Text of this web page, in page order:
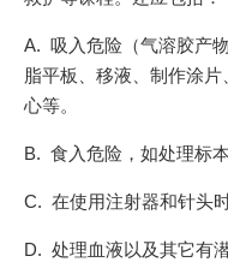
A. 吸入危险（气溶胶产
脂平板、移液、制作涂
心等。
B. 食入危险，如处理标
C. 在使用注射器和针头
D. 处理血液以及其它有